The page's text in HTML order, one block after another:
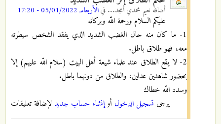
أضافه نعيم محمدي أمجد... فيالأربعاء, 05/01/2022 - 17:20
عليكم السلام ورحمة اللّه وبركاته
1- ما كان منه حال الغضب الشديد الذي يفقد الشخص سيطرته
معه، فهو طلاق باطل.
2- لا يقع الطلاق عند علماء شيعة أهل البيت (سلام اللّه عليهم) إلا
بحضور شاهدين عدلين، والطلاق من دونهما باطل.
وسدد اللّه خطاك
يرجى تسجيل الدخول أوإنشاء حساب جديد لإضافة تعليقات